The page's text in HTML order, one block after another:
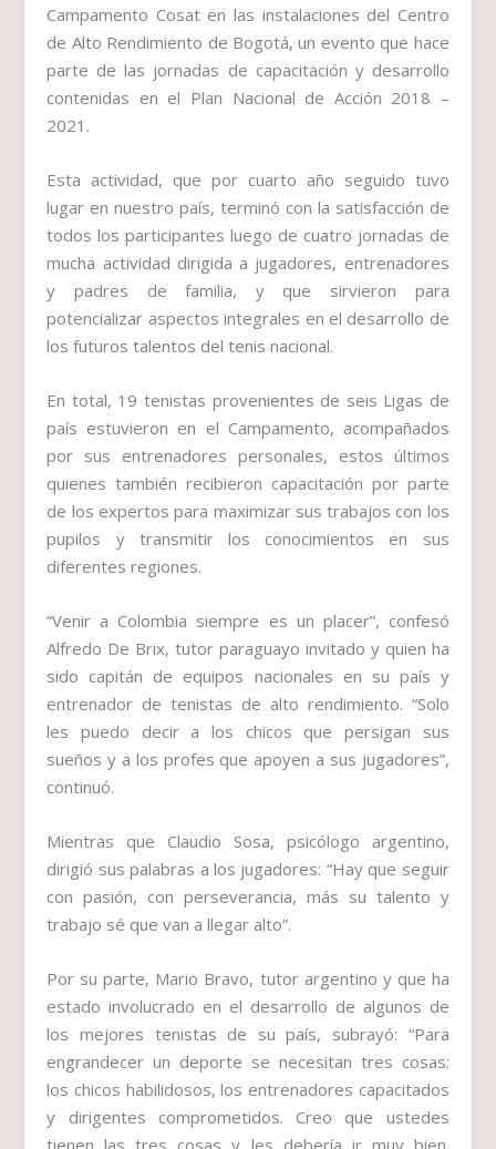
Campamento Cosat en las instalaciones del Centro
de Alto Rendimiento de Bogotá, un evento que hace
parte de las jornadas de capacitación y desarrollo
contenidas en el Plan Nacional de Acción 2018 –
2021.
Esta actividad, que por cuarto año seguido tuvo
lugar en nuestro país, terminó con la satisfacción de
todos los participantes luego de cuatro jornadas de
mucha actividad dirigida a jugadores, entrenadores
y padres de familia, y que sirvieron para
potencializar aspectos integrales en el desarrollo de
los futuros talentos del tenis nacional.
En total, 19 tenistas provenientes de seis Ligas de
país estuvieron en el Campamento, acompañados
por sus entrenadores personales, estos últimos
quienes también recibieron capacitación por parte
de los expertos para maximizar sus trabajos con los
pupilos y transmitir los conocimientos en sus
diferentes regiones.
“Venir a Colombia siempre es un placer”, confesó
Alfredo De Brix, tutor paraguayo invitado y quien ha
sido capitán de equipos nacionales en su país y
entrenador de tenistas de alto rendimiento. “Solo
les puedo decir a los chicos que persigan sus
sueños y a los profes que apoyen a sus jugadores”,
continuó.
Mientras que Claudio Sosa, psicólogo argentino,
dirigió sus palabras a los jugadores: “Hay que seguir
con pasión, con perseverancia, más su talento y
trabajo sé que van a llegar alto”.
Por su parte, Mario Bravo, tutor argentino y que ha
estado involucrado en el desarrollo de algunos de
los mejores tenistas de su país, subrayó: “Para
engrandecer un deporte se necesitan tres cosas:
los chicos habilidosos, los entrenadores capacitados
y dirigentes comprometidos. Creo que ustedes